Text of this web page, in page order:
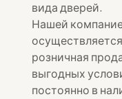
вида дверей.
Нашей
розничная
выгодных
постоянно в